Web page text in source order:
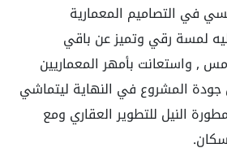
في التصاميم المعمارية
لمسة رقي وتميز عن باقي
, واستعانت بأمهر المعماريين
المشروع في النهاية ليتماشي
النيل للتطوير العقاري ومع